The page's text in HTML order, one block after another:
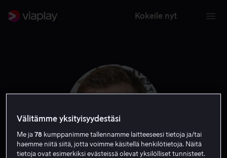
Kokeile nyt
Välitämme yksityisyydestäsi
Me ja78 kumppanimme tallennamme laitteeseesi tietoja ja/tai
haemme niitä siitä, jotta voimme käsitellä henkilötietoja. Näitä
tietoja ovat esimerkiksi evästeissä olevat yksilölliset tunnisteet.